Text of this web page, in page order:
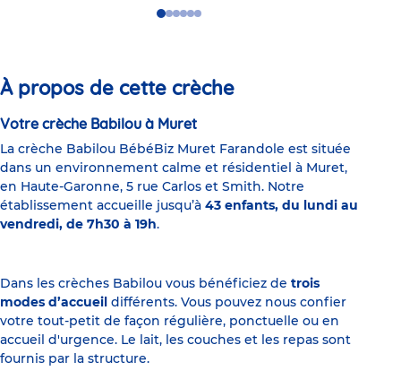
GoGoGoGo
GoGo
À propos de cette crèche
Votre crèche Babilou à Muret
La crèche Babilou BébéBiz Muret Farandole est située
dans un environnement calme et résidentiel à Muret,
en Haute-Garonne, 5 rue Carlos et Smith. Notre
établissement accueille jusqu’à 43 enfants, du lundi au
vendredi, de 7h30 à 19h.
Dans les crèches Babilou vous bénéficiez de trois
modes d’accueil différents. Vous pouvez nous confier
votre tout-petit de façon régulière, ponctuelle ou en
accueil d'urgence. Le lait, les couches et les repas sont
fournis par la structure.